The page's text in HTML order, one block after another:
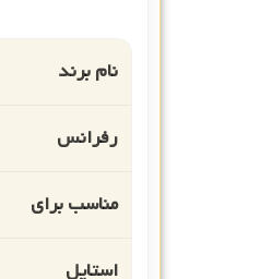
نام برند
رفرانس
مناسب برای
استایل